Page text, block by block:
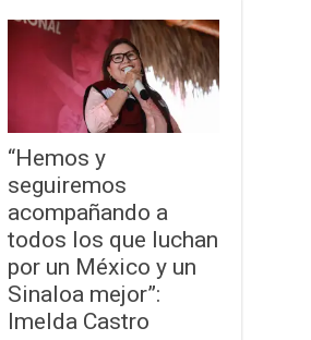
“Hemos y
seguiremos
acompañando a
todos los que luchan
por un México y un
Sinaloa mejor”:
Imelda Castro